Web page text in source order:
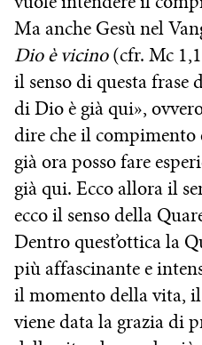
Ma anche Gesù nel
Dio è vicino(cfr. Mc
il senso di questa frase
di Dio è già qui»,
dire che il compimento
già ora posso fare
già qui. Ecco allora il
ecco il senso della
Dentro quest’ottica la
più affascinante e
il momento della vita,
viene data la grazia di